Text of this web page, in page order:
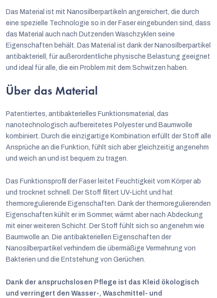
Das Material ist mit Nanosilberpartikeln angereichert, die durch
eine spezielle Technologie so in der Faser eingebunden sind, dass
das Material auch nach Dutzenden Waschzyklen seine
Eigenschaften behält. Das Material ist dank der Nanosilberpartikel
antibakteriell, für außerordentliche physische Belastung geeignet
und ideal für alle, die ein Problem mit dem Schwitzen haben.
Über das Material
Patentiertes, antibakterielles Funktionsmaterial, das
nanotechnologisch aufbereitetes Polyester und Baumwolle
kombiniert. Durch die einzigartige Kombination erfüllt der Stoff alle
Ansprüche an die Funktion, fühlt sich aber gleichzeitig angenehm
und weich an und ist bequem zu tragen.
Das Funktionsprofil der Faser leitet Feuchtigkeit vom Körper ab
und trocknet schnell. Der Stoff filtert UV-Licht und hat
thermoregulierende Eigenschaften. Dank der thermoregulierenden
Eigenschaften kühlt er im Sommer, wärmt aber nach Abdeckung
mit einer weiteren Schicht. Der Stoff fühlt sich so angenehm wie
Baumwolle an. Die antibakteriellen Eigenschaften der
Nanosilberpartikel verhindern die übermäßige Vermehrung von
Bakterien und die Entstehung von Gerüchen.
Dank der anspruchslosen Pflege ist das Kleid ökologisch
und verringert den Wasser-, Waschmittel- und